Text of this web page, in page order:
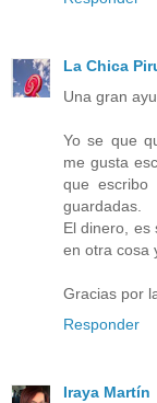
La Chica
Una gran
Yo se que
me gusta
que
guardadas.
El dinero, es
en otra cosa
Gracias por
Responder
Iraya Martín